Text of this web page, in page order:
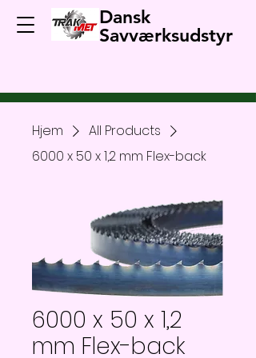
Dansk
Savværksudstyr
Hjem
All Products
6000 x 50 x 1,2 mm Flex-back
6000 x 50 x 1,2
mm Flex-back